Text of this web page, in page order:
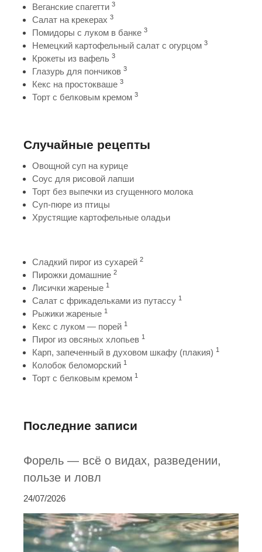
Веганские спагетти 3
Салат на крекерах 3
Помидоры с луком в банке 3
Немецкий картофельный салат с огурцом 3
Крокеты из вафель 3
Глазурь для пончиков 3
Кекс на простокваше 3
Торт с белковым кремом 3
Случайные рецепты
Овощной суп на курице
Соус для рисовой лапши
Торт без выпечки из сгущенного молока
Суп-пюре из птицы
Хрустящие картофельные оладьи
Сладкий пирог из сухарей 2
Пирожки домашние 2
Лисички жареные 1
Салат с фрикадельками из путассу 1
Рыжики жареные 1
Кекс с луком — порей 1
Пирог из овсяных хлопьев 1
Карп, запеченный в духовом шкафу (плакия) 1
Колобок беломорский 1
Торт с белковым кремом 1
Последние записи
Форель — всё о видах, разведении,
пользе и ловл
24/07/2026